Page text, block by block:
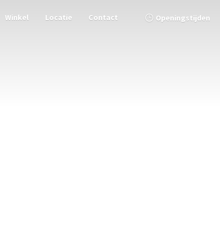
Winkel Locatie Contact Openingstijden